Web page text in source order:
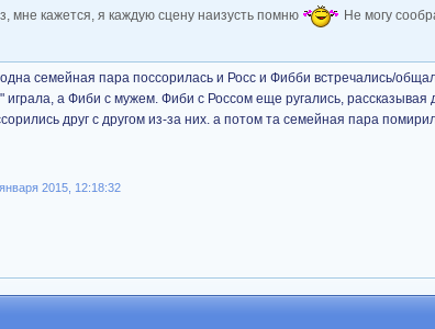
мне кажется, я каждую сцену наизусть помню
Не могу
семейная пара поссорилась и Росс и Фибби встречались/
играла, а Фиби с мужем. Фиби с Россом еще ругались, рассказывая
друг с другом из-за них. а потом та семейная пара
2015, 12:18:32